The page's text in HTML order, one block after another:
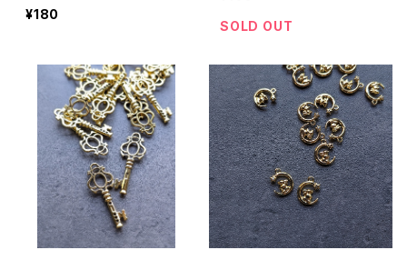
¥180
SOLD OUT